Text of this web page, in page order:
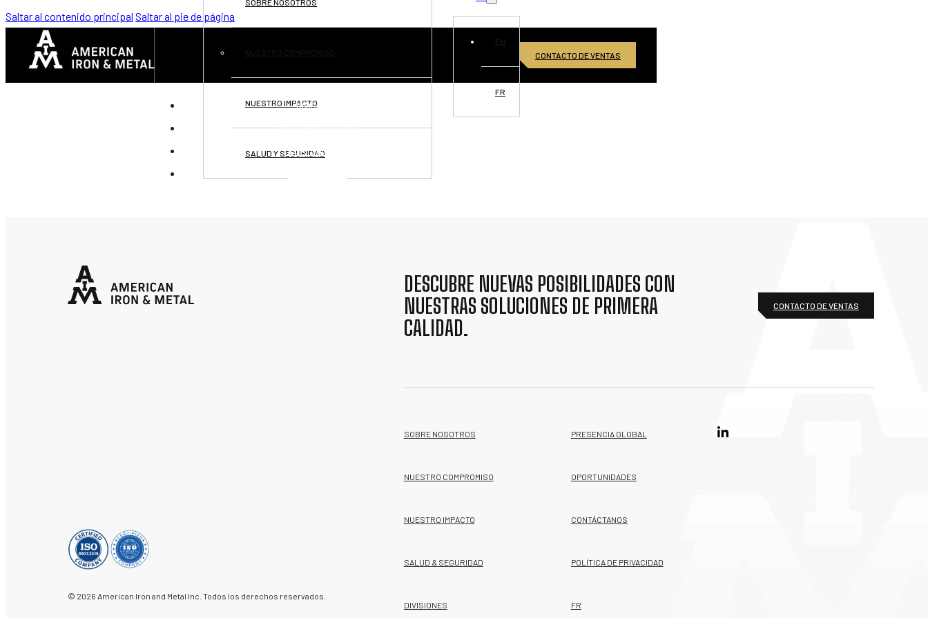
Saltar al contenido principal Saltar al pie de página
NUESTRO IMPACTO
SALUD Y SEGURIDAD
DIVISIONES
PRESENCIA GLOBAL
OPORTUNIDADES
FR
CONTACTO DE VENTAS
DESCUBRE NUEVAS POSIBILIDADES CON
NUESTRAS SOLUCIONES DE PRIMERA
CALIDAD.
CONTACTO DE VENTAS
© 2026 American Iron and Metal Inc. Todos los derechos reservados.
SOBRE NOSOTROS
NUESTRO COMPROMISO
NUESTRO IMPACTO
SALUD & SEGURIDAD
DIVISIONES
PRESENCIA GLOBAL
OPORTUNIDADES
CONTÁCTANOS
POLÍTICA DE PRIVACIDAD
FR